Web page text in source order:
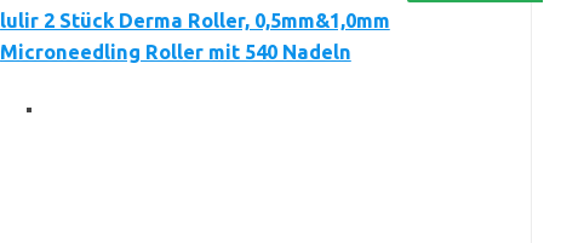
lulir 2 Stück Derma Roller, 0,5mm&1,0mm
Microneedling Roller mit 540 Nadeln